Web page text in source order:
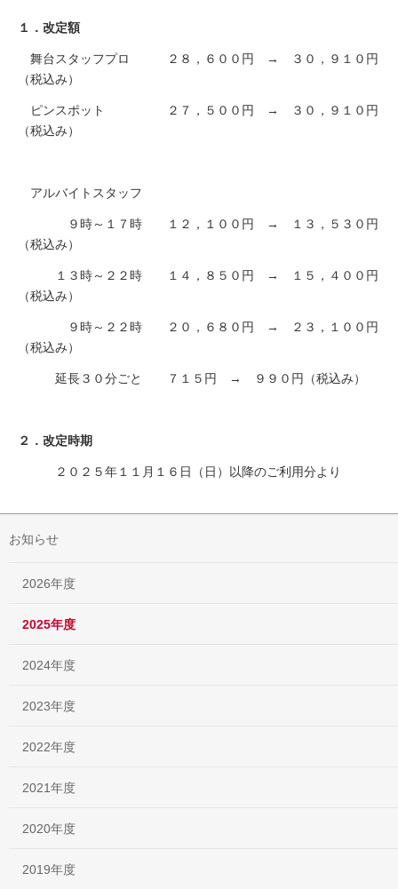
１．改定額
舞台スタッフプロ ２８，６００円 → ３０，９１０円
（税込み）
ピンスポット ２７，５００円 → ３０，９１０円
（税込み）
アルバイトスタッフ
９時～１７時 １２，１００円 → １３，５３０円
（税込み）
１３時～２２時 １４，８５０円 → １５，４００円
（税込み）
９時～２２時 ２０，６８０円 → ２３，１００円
（税込み）
延長３０分ごと ７１５円 → ９９０円（税込み）
２．改定時期
２０２５年１１月１６日（日）以降のご利用分より
お知らせ
2026年度
2025年度
2024年度
2023年度
2022年度
2021年度
2020年度
2019年度